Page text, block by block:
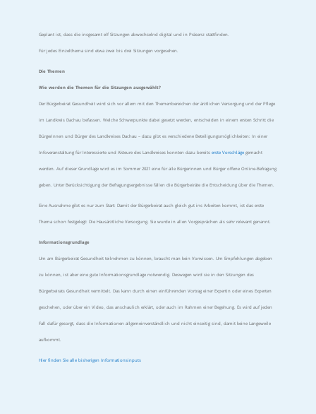
Geplant ist, dass die insgesamt elf Sitzungen abwechselnd digital und in Präsenz stattfinden.
Für jedes Einzelthema sind etwa zwei bis drei Sitzungen vorgesehen.
Die Themen
Wie werden die Themen für die Sitzungen ausgewählt?
Der Bürgerbeirat Gesundheit wird sich vor allem mit den Themenbereichen der ärztlichen Versorgung und der Pflege
im Landkreis Dachau befassen. Welche Schwerpunkte dabei gesetzt werden, entscheiden in einem ersten Schritt die
Bürgerinnen und Bürger des Landkreises Dachau – dazu gibt es verschiedene Beteiligungsmöglichkeiten: In einer
Infoveranstaltung für Interessierte und Akteure des Landkreises konnten dazu bereits erste Vorschlägegemacht
werden. Auf dieser Grundlage wird es im Sommer 2021 eine für alle Bürgerinnen und Bürger offene Online-Befragung
geben. Unter Berücksichtigung der Befragungsergebnisse fällen die Bürgerbeiräte die Entscheidung über die Themen.
Eine Ausnahme gibt es nur zum Start: Damit der Bürgerbeirat auch gleich gut ins Arbeiten kommt, ist das erste
Thema schon festgelegt: Die Hausärztliche Versorgung. Sie wurde in allen Vorgesprächen als sehr relevant genannt.
Informationsgrundlage
Um am Bürgerbeirat Gesundheit teilnehmen zu können, braucht man kein Vorwissen. Um Empfehlungen abgeben
zu können, ist aber eine gute Informationsgrundlage notwendig. Deswegen wird sie in den Sitzungen des
Bürgerbeirats Gesundheit vermittelt. Das kann durch einen einführenden Vortrag einer Expertin oder eines Experten
geschehen, oder über ein Video, das anschaulich erklärt, oder auch im Rahmen einer Begehung. Es wird auf jeden
Fall dafür gesorgt, dass die Informationen allgemeinverständlich und nicht einseitig sind, damit keine Langeweile
aufkommt.
Hier finden Sie alle bisherigen Informationsinputs